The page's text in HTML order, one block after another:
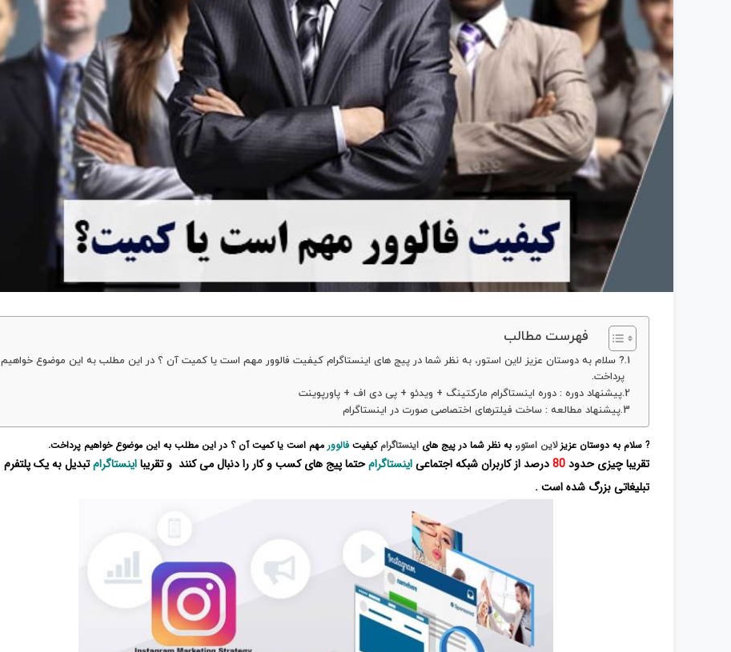
فهرست مطالب
? سلام به دوستان عزیز لاین استور، به نظر شما در پیج های اینستاگرام کیفیت فالوور مهم است یا کمیت آن ؟ در این مطلب به این موضوع خواهیم
پرداخت.
پیشنهاد دوره : دوره اینستاگرام مارکتینگ + ویدئو + پی دی اف + پاورپوینت
پیشنهاد مطالعه : ساخت فیلترهای اختصاصی صورت در اینستاگرام
? سلام به دوستان عزیزلاین استور، به نظر شما در پیج های اینستاگرام کیفیت فالوور مهم است یا کمیت آن ؟ در این مطلب به این موضوع خواهیم پرداخت.
تقریبا چیزی حدود80درصد از کاربران شبکه اجتماعیاینستاگرامحتما پیج های کسب و کار را دنبال می کنند و تقریبااینستاگرامتبدیل به یک پلتفرم
تبلیغاتی بزرگ شده است .